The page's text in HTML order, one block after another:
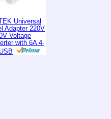
Universal
Adapter 220V
Voltage
with 6A 4-